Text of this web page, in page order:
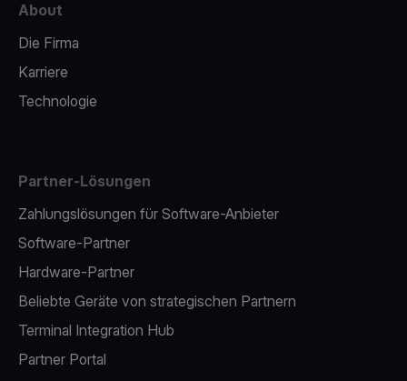
About
Die Firma
Karriere
Technologie
Partner-Lösungen
Zahlungslösungen für Software-Anbieter
Software-Partner
Hardware-Partner
Beliebte Geräte von strategischen Partnern
Terminal Integration Hub
Partner Portal